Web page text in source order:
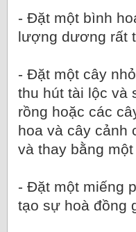
- Đặt một bình
lượng dương rất
- Đặt một cây
thu hút tài lộc và
rồng hoặc các
hoa và cây cảnh
và thay bằng một
- Đặt một miếng
tạo sự hoà đồng